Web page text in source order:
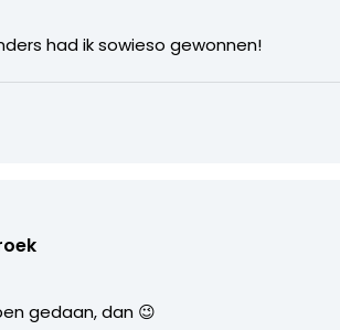
had ik sowieso gewonnen!
gedaan, dan 😉